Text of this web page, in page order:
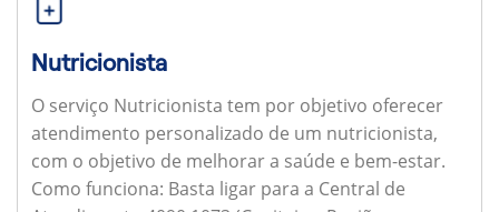
Nutricionista
O serviço Nutricionista tem por objetivo oferecer
atendimento personalizado de um nutricionista,
com o objetivo de melhorar a saúde e bem-estar.
Como funciona: Basta ligar para a Central de